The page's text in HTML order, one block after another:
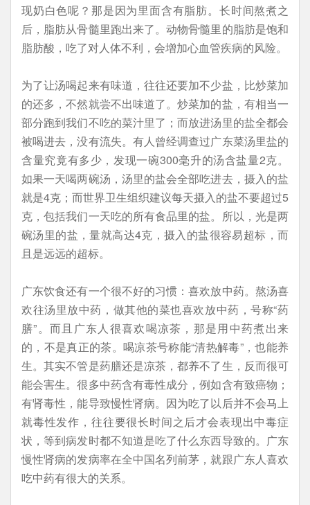
现奶白色呢？那是因为里面含有脂肪。长时间熬煮之
后，脂肪从骨髓里跑出来了。动物骨髓里的脂肪是饱和
脂肪酸，吃了对人体不利，会增加心血管疾病的风险。
为了让汤喝起来有味道，往往还要加不少盐，比炒菜加
的还多，不然就尝不出味道了。炒菜加的盐，有相当一
部分跑到我们不吃的菜汁里了；而放进汤里的盐全都会
被喝进去，没有流失。有人曾经调查过广东菜汤里盐的
含量究竟有多少，发现一碗300毫升的汤含盐量2克。
如果一天喝两碗汤，汤里的盐会全部吃进去，摄入的盐
就是4克；而世界卫生组织建议每天摄入的盐不要超过5
克，包括我们一天吃的所有食品里的盐。所以，光是两
碗汤里的盐，量就高达4克，摄入的盐很容易超标，而
且是远远的超标。
广东饮食还有一个很不好的习惯：喜欢放中药。熬汤喜
欢往汤里放中药，做其他的菜也喜欢放中药，号称“药
膳”。而且广东人很喜欢喝凉茶，那是用中药煮出来
的，不是真正的茶。喝凉茶号称能“清热解毒”，也能养
生。其实不管是药膳还是凉茶，都养不了生，反而很可
能会害生。很多中药含有毒性成分，例如含有致癌物；
有肾毒性，能导致慢性肾病。因为吃了以后并不会马上
就毒性发作，往往要很长时间之后才会表现出中毒症
状，等到病发时都不知道是吃了什么东西导致的。广东
慢性肾病的发病率在全中国名列前茅，就跟广东人喜欢
吃中药有很大的关系。